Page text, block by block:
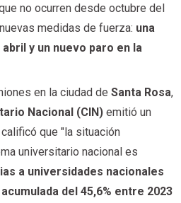
no ocurren desde octubre del
medidas de fuerza: una
y un nuevo paro en la
en la ciudad de Santa Rosa,
Nacional (CIN) emitió un
que "la situación
universitario nacional es
a universidades nacionales
del 45,6% entre 2023